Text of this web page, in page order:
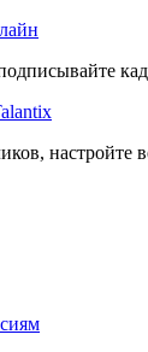
настройте